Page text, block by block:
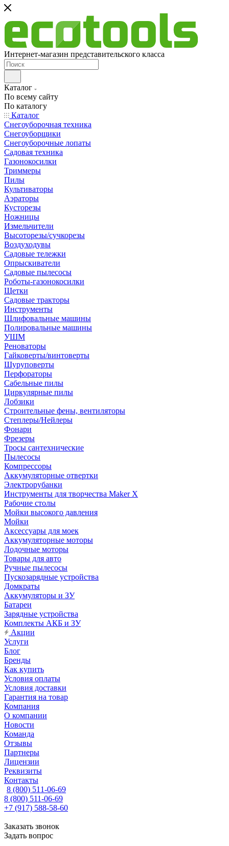
Интернет-магазин представительского класса
Каталог
По всему сайту
По каталогу
Каталог
Снегоуборочная техника
Снегоуборщики
Снегоуборочные лопаты
Садовая техника
Газонокосилки
Триммеры
Пилы
Культиваторы
Аэраторы
Кусторезы
Ножницы
Измельчители
Высоторезы/сучкорезы
Воздуходувы
Садовые тележки
Опрыскиватели
Садовые пылесосы
Роботы-газонокосилки
Щетки
Садовые тракторы
Инструменты
Шлифовальные машины
Полировальные машины
УШМ
Реноваторы
Гайковерты/винтоверты
Шуруповерты
Перфораторы
Сабельные пилы
Циркулярные пилы
Лобзики
Строительные фены, вентиляторы
Степлеры/Нейлеры
Фонари
Фрезеры
Тросы сантехнические
Пылесосы
Компрессоры
Аккумуляторные отвертки
Электрорубанки
Инструменты для творчества Maker X
Рабочие столы
Мойки высокого давления
Мойки
Аксессуары для моек
Аккумуляторные моторы
Лодочные моторы
Товары для авто
Ручные пылесосы
Пускозарядные устройства
Домкраты
Аккумуляторы и ЗУ
Батареи
Зарядные устройства
Комплекты АКБ и ЗУ
Акции
Услуги
Блог
Бренды
Как купить
Условия оплаты
Условия доставки
Гарантия на товар
Компания
О компании
Новости
Команда
Отзывы
Партнеры
Лицензии
Реквизиты
Контакты
8 (800) 511-06-69
8 (800) 511-06-69
+7 (917) 588-58-60
Заказать звонок
Задать вопрос